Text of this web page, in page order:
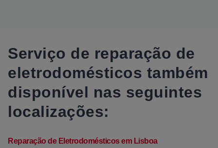
Serviço de reparação de
eletrodomésticos também
disponível nas seguintes
localizações:
Reparação de Eletrodomésticos em Lisboa